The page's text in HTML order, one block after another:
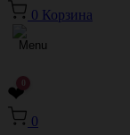
0 Корзина
❤0
0